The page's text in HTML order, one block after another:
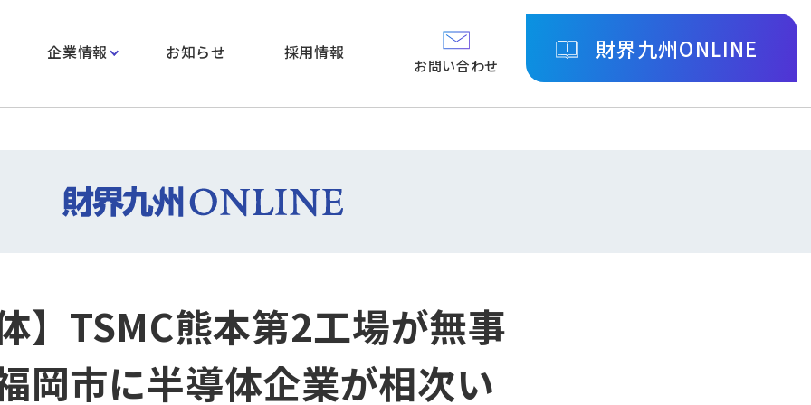
企業情報 お知らせ 採用情報
お問い合わせ
財界九州ONLINE
】TSMC熊本第2工場が無事
岡市に半導体企業が相次い